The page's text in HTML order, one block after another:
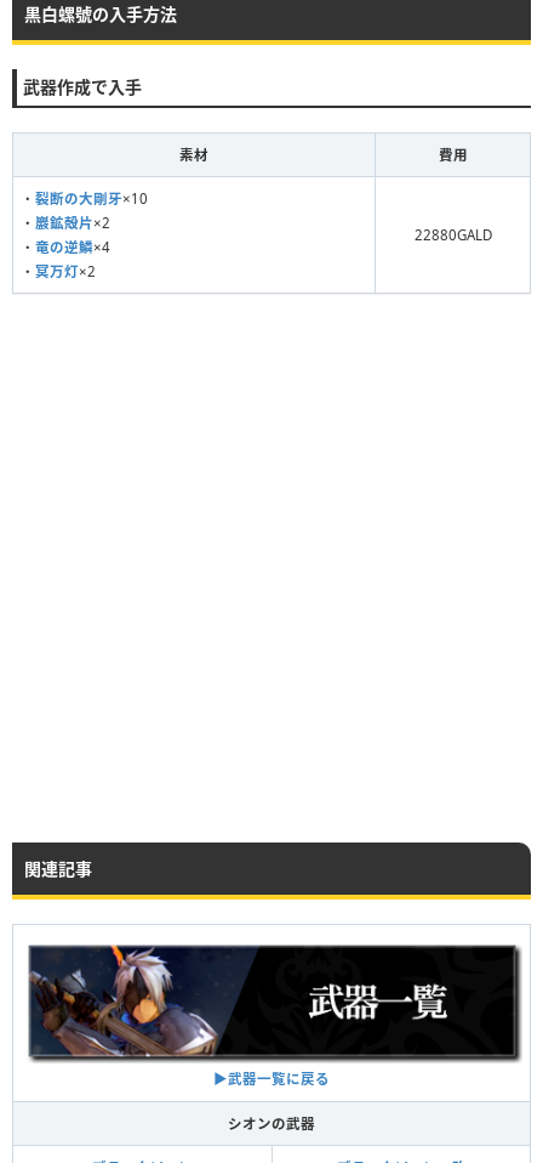
黒白螺號の入手方法
武器作成で入手
素材 費用
・ 裂断の大剛牙×10
・ 巖鉱殻片×2
・ 竜の逆鱗×4
・ 冥万灯×2
22880GALD
関連記事
▶︎武器一覧に戻る
シオンの武器